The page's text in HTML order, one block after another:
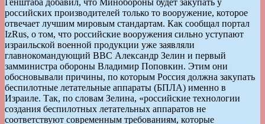
российских производителей только то вооружение, которое
отвечает лучшим мировым стандартам. Как сообщал портал
IzRus, о том, что российские вооружения сильно уступают
израильской военной продукции уже заявляли
главнокомандующий ВВС Александр Зелин и первый
замминистра обороны Владимир Поповкин. Этим они
обосновывали причины, по которым Россия должна закупать
беспилотные летательные аппараты (БПЛА) именно в
Израиле. Так, по словам Зелина, «российские технологии
создания беспилотных летательных аппаратов не
соответствуют современным требованиям, которые